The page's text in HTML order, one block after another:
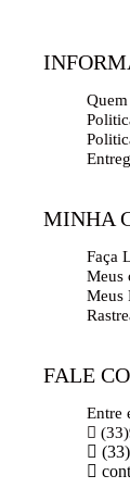
MINHA
Faça
Meus
Meus
FALE
Entre